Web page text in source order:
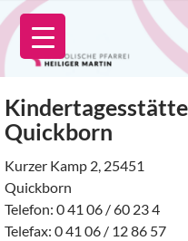
Zum
Inhalt
springen
Quickborn
Kurzer Kamp 2, 25451
Quickborn
Telefon: 0 41 06 / 60 23 4
Telefax: 0 41 06 / 12 86 57